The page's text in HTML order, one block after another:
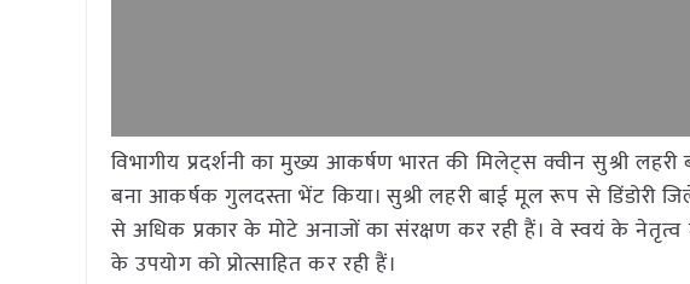
विभागीय प्रदर्शनी का मुख्य आकर्षण भारत की मिलेट्स क्वीन सुश्री
बना आकर्षक गुलदस्ता भेंट किया। सुश्री लहरी बाई मूल रूप से डिंडोरी
से अधिक प्रकार के मोटे अनाजों का संरक्षण कर रही हैं। वे स्वयं के
के उपयोग को प्रोत्साहित कर रही हैं।